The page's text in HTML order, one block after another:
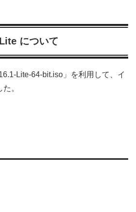
について
Lite-64-bit.iso」を利用して、イ
。